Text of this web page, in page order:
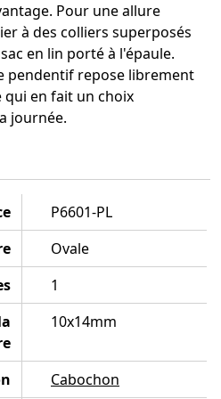
Pour une allure
à des colliers superposés
en lin porté à l'épaule.
pendentif repose librement
qui en fait un choix
journée.
P6601-PL
Ovale
1
10x14mm
Cabochon